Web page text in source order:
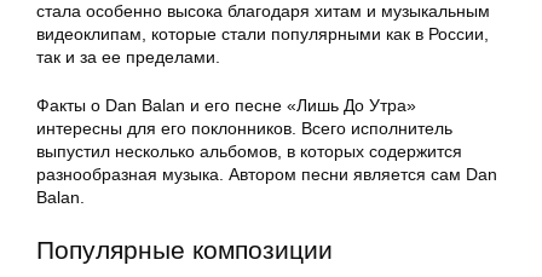
стала особенно высока благодаря хитам и музыкальным
видеоклипам, которые стали популярными как в России,
так и за ее пределами.
Факты о Dan Balan и его песне «Лишь До Утра»
интересны для его поклонников. Всего исполнитель
выпустил несколько альбомов, в которых содержится
разнообразная музыка. Автором песни является сам Dan
Balan.
Популярные композиции